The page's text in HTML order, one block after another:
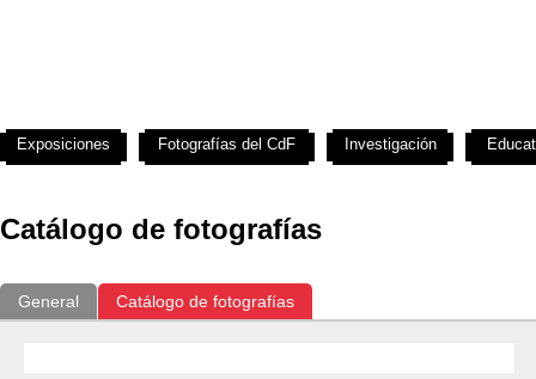
Catálogo de fotografías
General Catálogo de fotografías
Exposiciones Fotografías del CdF Investigación